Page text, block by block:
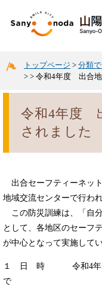
トップページ > 分類
> > 令和4年度 出合地
令和4年度
されました
出合セーフティーネッ
地域交流センターで行われ
この防災訓練は、「自
として、各地区のセーフ
が中心となって実施してい
１ 日 時 令和4年12月
で